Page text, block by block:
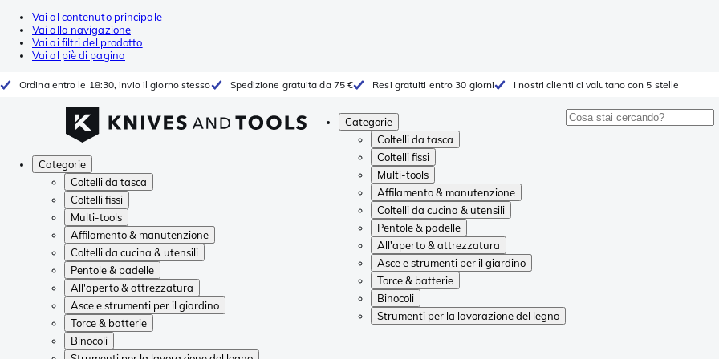
Vai al contenuto principale
Vai alla navigazione
Vai ai filtri del prodotto
Vai al piè di pagina
Ordina entro le 18:30, invio il giorno stesso Spedizione gratuita da 75 € Resi gratuiti entro 30 giorni I nostri clienti ci valutano con 5 stelle
Categorie
Coltelli da tasca
Coltelli fissi
Multi-tools
Affilamento & manutenzione
Coltelli da cucina & utensili
Pentole & padelle
All'aperto & attrezzatura
Asce e strumenti per il giardino
Torce & batterie
Binocoli
Strumenti per la lavorazione del legno
Categorie
Coltelli da tasca
Coltelli fissi
Multi-tools
Affilamento & manutenzione
Coltelli da cucina & utensili
Pentole & padelle
All'aperto & attrezzatura
Asce e strumenti per il giardino
Torce & batterie
Binocoli